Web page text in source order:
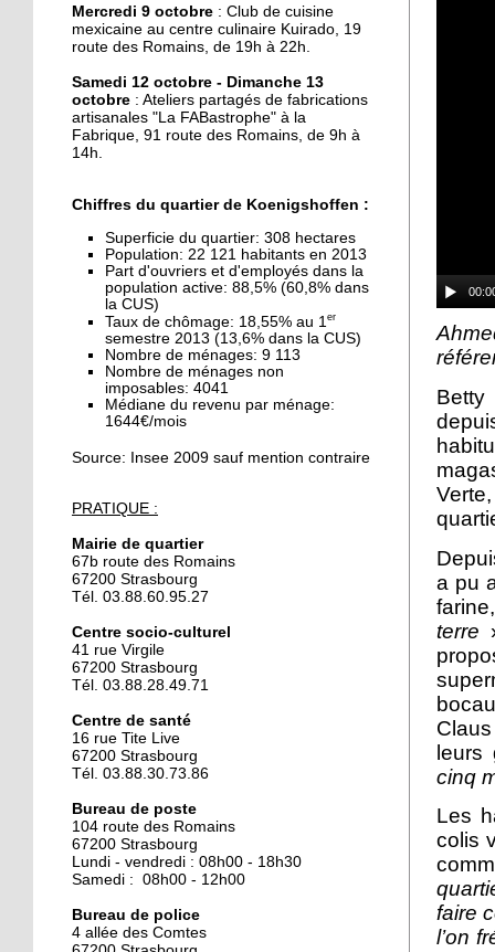
27 septembre 2019
Une maison mitoyenne
détruite par un incendie
26 septembre 2019
Hohberg ce vendredi
26 septembre 2019
La fête de rentrée de la
Montagne-Verte signe
son retour
25 septembre 2019
Le CSC Camille Claus
embauche des CDD pour
Trois blessés légers dans
l'incendie d'une cabine
de peinture
24 septembre 2019
La maison du compost
recherche une personne
en service civique
18 octobre 2018
L’isolement des seniors
n’est pas une fatalité
18 octobre 2018
J'ai tenté le loto-bingo
18 octobre 2018
Mercredi 9 octobre : Club de cuisine
mexicaine au centre culinaire Kuirado, 19
route des Romains, de 19h à 22h.
Samedi 12 octobre - Dimanche 13
octobre : Ateliers partagés de fabrications
artisanales "La FABastrophe" à la
Fabrique, 91 route des Romains, de 9h à
14h.
Chiffres du quartier de Koenigshoffen :
Superficie du quartier: 308 hectares
Population: 22 121 habitants en 2013
Part d'ouvriers et d'employés dans la
population active: 88,5% (60,8% dans
la CUS)
Taux de chômage: 18,55% au 1 er
semestre 2013 (13,6% dans la CUS)
Nombre de ménages: 9 113
Nombre de ménages non
imposables: 4041
Médiane du revenu par ménage:
1644€/mois
Source: Insee 2009 sauf mention contraire
PRATIQUE :
Mairie de quartier
67b route des Romains
67200 Strasbourg
Tél. 03.88.60.95.27
Centre socio-culturel
41 rue Virgile
67200 Strasbourg
Tél. 03.88.28.49.71
Centre de santé
16 rue Tite Live
67200 Strasbourg
Tél. 03.88.30.73.86
Bureau de poste
104 route des Romains
67200 Strasbourg
Lundi - vendredi : 08h00 - 18h30
Samedi : 08h00 - 12h00
Bureau de police
4 allée des Comtes
a pu
terre
leurs
cinq
Les
colis
faire
l’on